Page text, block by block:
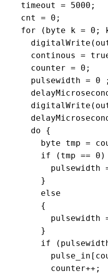
  timeout = 5000;
  cnt = 0;
for (byte k = 0;
continous =
    counter = 0;
    pulsewidth = 0 ;
    do {
byte tmp =
if (tmp == 0)
pulsewidth
      }
      else
      {
pulsewidth
      }
if
        counter++;